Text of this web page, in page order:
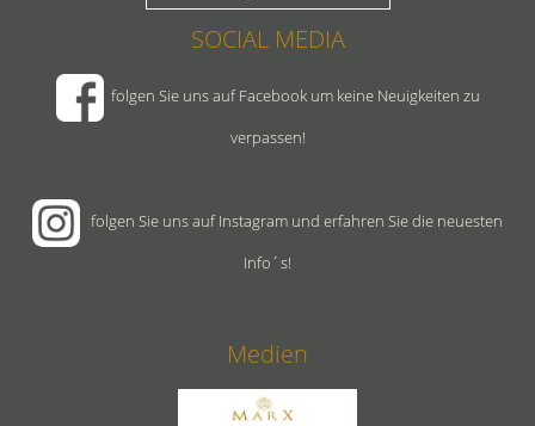
SOCIAL MEDIA
folgen Sie uns auf Facebook um keine Neuigkeiten zu
verpassen!
folgen Sie uns auf Instagram und erfahren Sie die neuesten
Info´s!
Medien